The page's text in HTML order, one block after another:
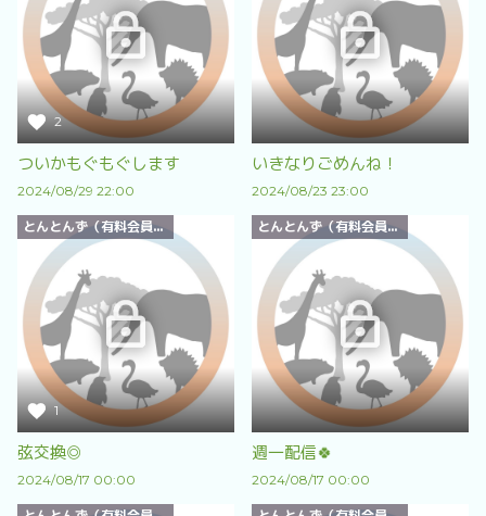
2
ついかもぐもぐします
2024/08/29 22:00
いきなりごめんね！
2024/08/23 23:00
とんとんず（有料会員）限定
1
弦交換◎
2024/08/17 00:00
とんとんず（有料会員）限定
週一配信🍀
2024/08/17 00:00